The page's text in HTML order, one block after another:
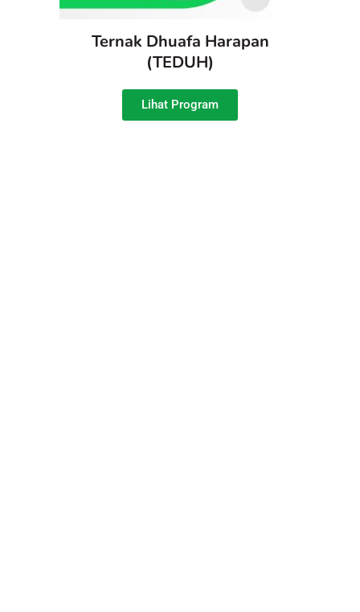
Ternak Dhuafa Harapan
(TEDUH)
Lihat Program